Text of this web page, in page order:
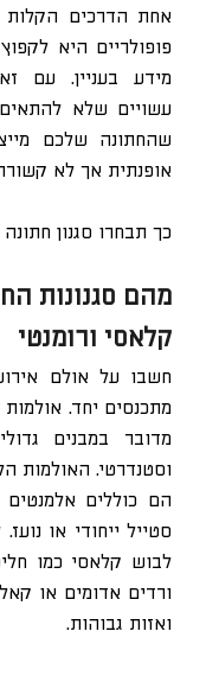
אחת הדרכים הקלות
פופולריים היא
מידע בעניין. עם
עשויים שלא
שהחתונה שלכם
אופנתית אך לא
כך תבחרו סגנון
מהם סגנונות
קלאסי ורומנטי
חשבו על אולם
מתכנסים יחד.
מדובר במבנים
וסטנדרטי. האולמות
הם כוללים אלמנטים
סטייל ייחודי או
לבוש קלאסי כמו
ורדים אדומים או
ואזות גבוהות.